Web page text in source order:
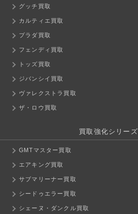
グッチ買取
カルティエ買取
プラダ買取
フェンディ買取
トッズ買取
ジバンシイ買取
ヴァレクストラ買取
ザ・ロウ買取
買取強化シリーズ
GMTマスター買取
エアキング買取
サブマリーナー買取
シードゥエラー買取
シェーヌ・ダンクル買取